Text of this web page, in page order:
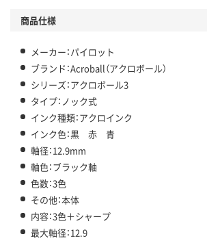
商品仕様
メーカー：パイロット
ブランド：Acroball（アクロボール）
シリーズ：アクロボール3
タイプ：ノック式
インク種類：アクロインク
インク色：黒 赤 青
軸径：12.9mm
軸色：ブラック軸
色数：3色
その他：本体
内容：3色＋シャープ
最大軸径：12.9